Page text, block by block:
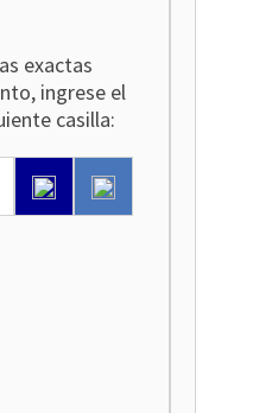
exactas
ingrese el
casilla: